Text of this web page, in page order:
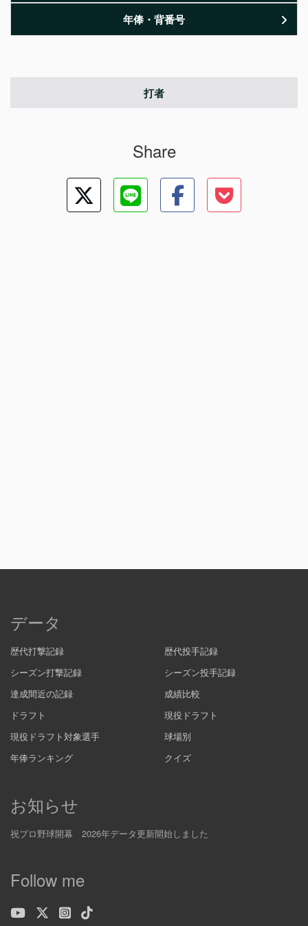
年俸・背番号
打者
Share
データ
歴代打撃記録
歴代投手記録
シーズン打撃記録
シーズン投手記録
達成間近の記録
成績比較
ドラフト
現役ドラフト
現役ドラフト対象選手
球場別
年俸ランキング
クイズ
お知らせ
祝プロ野球開幕 2026年データ更新開始しました
Follow me